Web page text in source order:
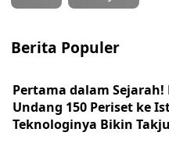
Berita Populer
Pertama dalam Sejarah!
Undang 150 Periset ke
Teknologinya Bikin